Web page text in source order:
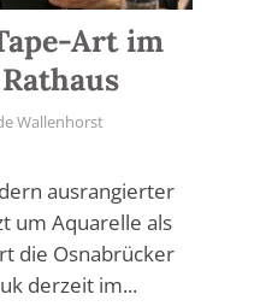
Art im
Wallenhorst
ausrangierter
um Aquarelle als
die Osnabrücker
derzeit im...